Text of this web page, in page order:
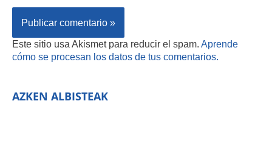
Este sitio usa Akismet para reducir el spam. Aprende
cómo se procesan los datos de tus comentarios.
AZKEN ALBISTEAK